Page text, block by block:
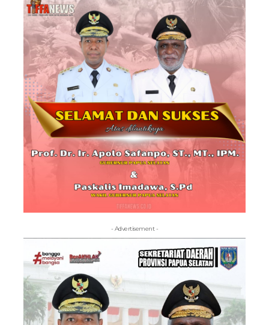
- Advertisement -